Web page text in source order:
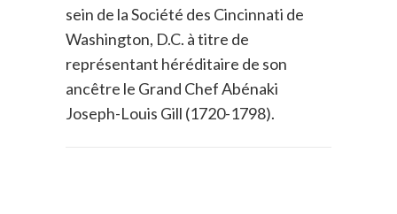
sein de la Société des Cincinnati de
Washington, D.C. à titre de
représentant héréditaire de son
ancêtre le Grand Chef Abénaki
Joseph-Louis Gill (1720-1798).